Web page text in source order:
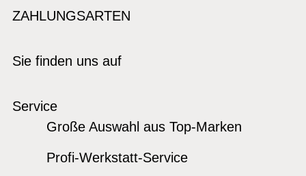
ZAHLUNGSARTEN
Sie finden uns auf
Service
Große Auswahl aus Top-Marken
Profi-Werkstatt-Service